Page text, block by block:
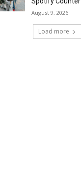
August 9, 2026
Load more